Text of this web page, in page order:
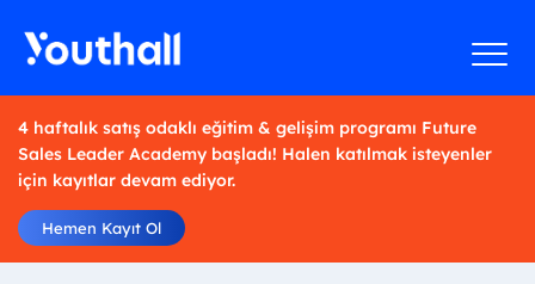
4 haftalık satış odaklı eğitim & gelişim programı Future
Sales Leader Academy başladı! Halen katılmak isteyenler
için kayıtlar devam ediyor.
Hemen Kayıt Ol